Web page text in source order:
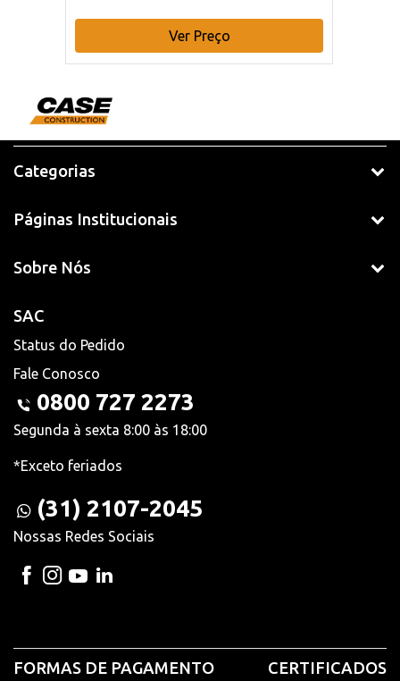
Ver Preço
Categorias
Páginas Institucionais
Sobre Nós
SAC
Status do Pedido
Fale Conosco
0800 727 2273
Segunda à sexta 8:00 às 18:00
*Exceto feriados
(31) 2107-2045
Nossas Redes Sociais
FORMAS DE PAGAMENTO CERTIFICADOS